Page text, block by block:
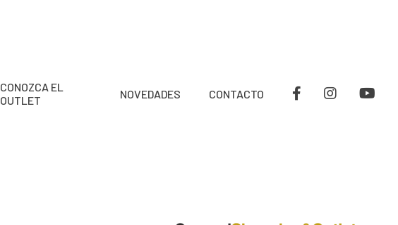
CONOZCA EL
OUTLET
NOVEDADES CONTACTO